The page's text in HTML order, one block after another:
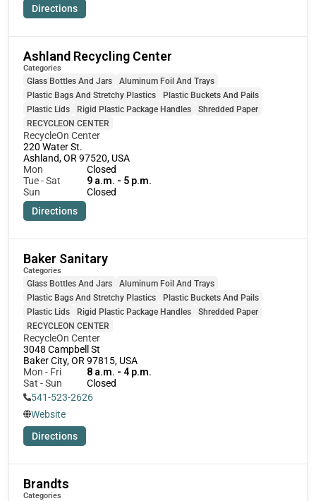
Directions
Ashland Recycling Center
Categories
Glass Bottles And Jars
Aluminum Foil And Trays
Plastic Bags And Stretchy Plastics
Plastic Buckets And Pails
Plastic Lids
Rigid Plastic Package Handles
Shredded Paper
RECYCLEON CENTER
RecycleOn Center
220 Water St.
Ashland, OR 97520, USA
Mon
Closed
Tue - Sat
9 a.m. - 5 p.m.
Sun
Closed
Directions
Baker Sanitary
Categories
Glass Bottles And Jars
Aluminum Foil And Trays
Plastic Bags And Stretchy Plastics
Plastic Buckets And Pails
Plastic Lids
Rigid Plastic Package Handles
Shredded Paper
RECYCLEON CENTER
RecycleOn Center
3048 Campbell St
Baker City, OR 97815, USA
Mon - Fri
8 a.m. - 4 p.m.
Sat - Sun
Closed
541-523-2626
Website
Directions
Brandts
Categories